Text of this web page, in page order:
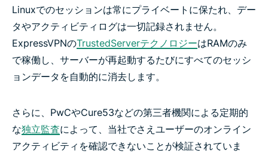
Linuxでのセッションは常にプライベートに保たれ、デー
タやアクティビティログは一切記録されません。
ExpressVPNのTrustedServerテクノロジーはRAMのみ
で稼働し、サーバーが再起動するたびにすべてのセッシ
ョンデータを自動的に消去します。
さらに、PwCやCure53などの第三者機関による定期的
な独立監査によって、当社でさえユーザーのオンライン
アクティビティを確認できないことが検証されていま